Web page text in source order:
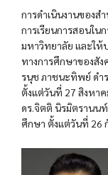
การดำเนินงานของ
การเรียนการสอนใน
มหาวิทยาลัย และให้
ทางการศึกษาของสั
รนุช ภาชนะทิพย์ ดำ
ตั้งแต่วันที่ 27 สิงหา
ดร.จิตติ นิรมิตรานน
ศึกษา ตั้งแต่วันที่ 26